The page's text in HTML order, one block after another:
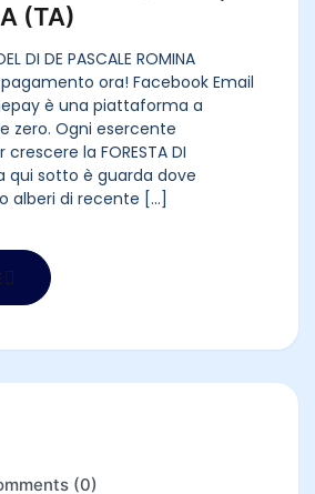
(TA)
DI DE PASCALE ROMINA
ora! Facebook Email
è una piattaforma a
zero. Ogni esercente
la FORESTA DI
qui sotto è guarda dove
alberi di recente [...]
(0)